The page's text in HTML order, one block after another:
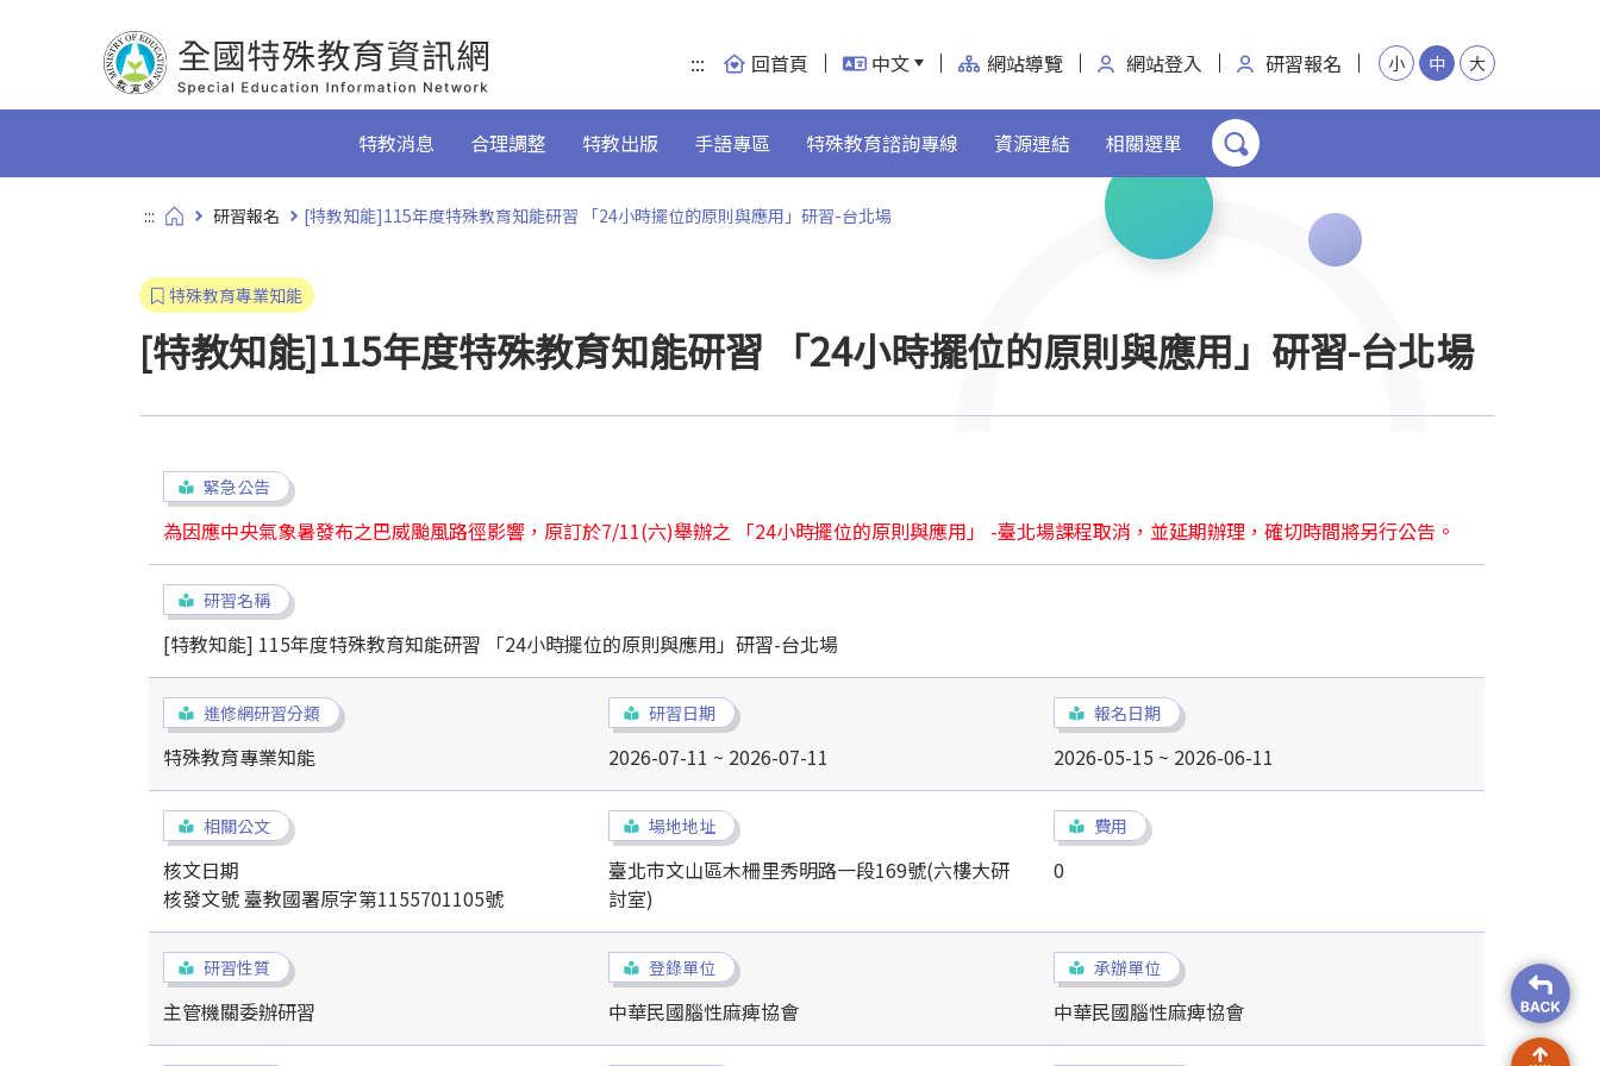
:::
回首頁 中文 網站導覽 網站登入 研習報名 小 中 大
特教消息 合理調整 特教出版 手語專區 特殊教育諮詢專線 資源連結 相關選單
::: 研習報名 [特教知能]115年度特殊教育知能研習 「24小時擺位的原則與應用」研習-台北場
特殊教育專業知能
[特教知能]115年度特殊教育知能研習 「24小時擺位的原則與應用」研習-台北場
緊急公告
為因應中央氣象暑發布之巴威颱風路徑影響，原訂於7/11(六)舉辦之 「24小時擺位的原則與應用」 -臺北場課程取消，並延期辦理，確切時間將另行公告。
研習名稱
[特教知能] 115年度特殊教育知能研習 「24小時擺位的原則與應用」研習-台北場
進修網研習分類
特殊教育專業知能
研習日期
2026-07-11 ~ 2026-07-11
報名日期
2026-05-15 ~ 2026-06-11
相關公文
核文日期
核發文號 臺教國署原字第1155701105號
場地地址
臺北市文山區木柵里秀明路一段169號(六樓大研
討室)
費用
0
研習性質
主管機關委辦研習
登錄單位
中華民國腦性麻痺協會
承辦單位
中華民國腦性麻痺協會